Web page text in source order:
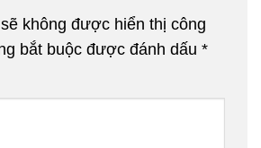
không được hiển thị công
bắt buộc được đánh dấu *